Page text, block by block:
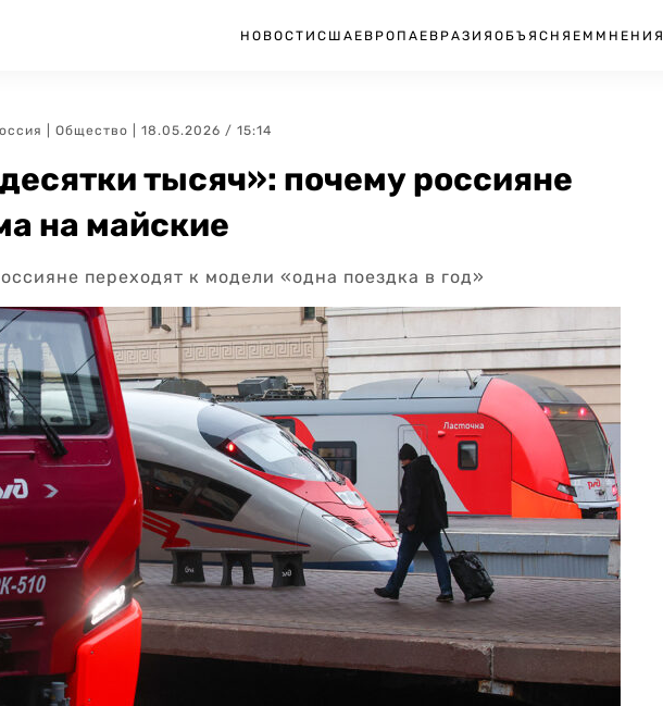
НОВОСТИ США ЕВРОПА ЕВРАЗИЯ ОБЪЯСНЯЕМ МНЕНИЯ
Общество | 18.05.2026 / 15:14
тысяч»: почему россияне
на майские
переходят к модели «одна поездка в год»